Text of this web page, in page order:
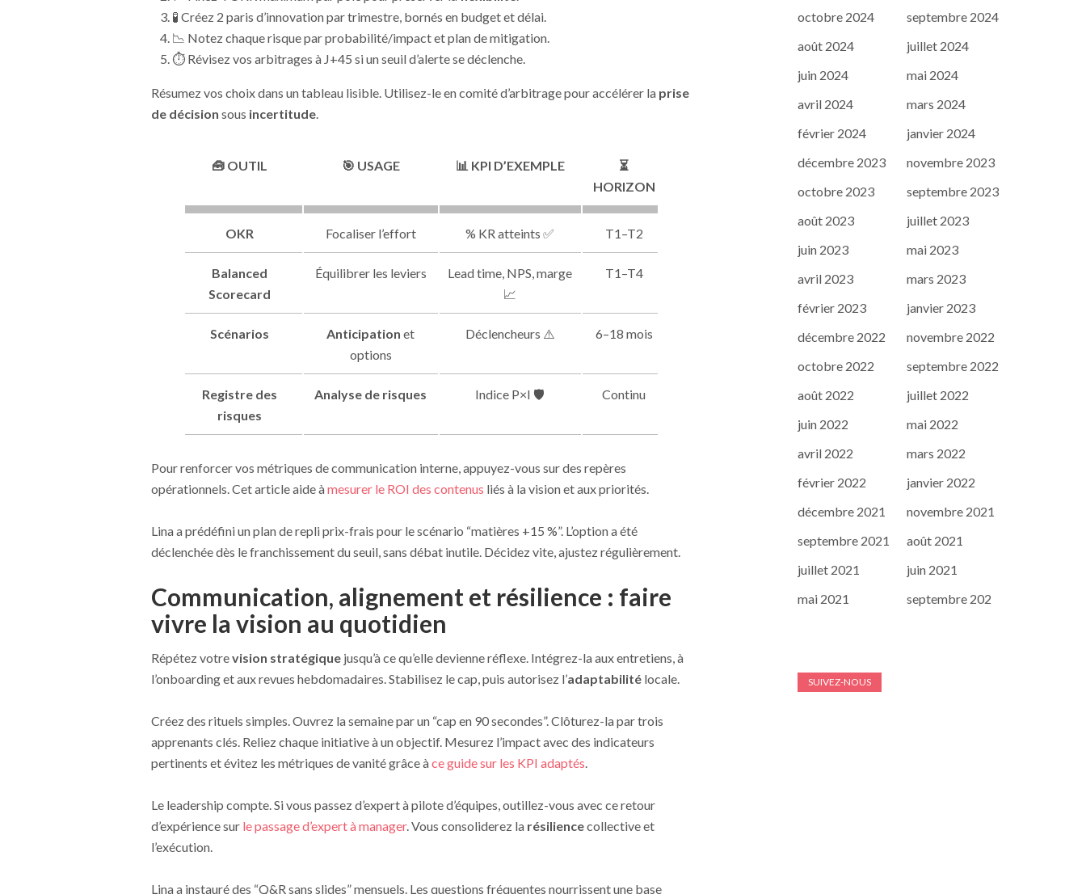
🧪 Créez 2 paris d’innovation par trimestre, bornés en budget et délai.
📉 Notez chaque risque par probabilité/impact et plan de mitigation.
⏱️ Révisez vos arbitrages à J+45 si un seuil d’alerte se déclenche.
Résumez vos choix dans un tableau lisible. Utilisez-le en comité d’arbitrage pour accélérer la prise
de décision sous incertitude.
🧰 OUTIL 🎯 USAGE 📊 KPI D’EXEMPLE
⏳
HORIZON
OKR Focaliser l’effort % KR atteints ✅ T1–T2
Balanced
Scorecard
Équilibrer les leviers
Lead time, NPS, marge
📈
T1–T4
Scénarios Anticipation et
options
Déclencheurs ⚠️ 6–18 mois
Registre des
risques
Analyse de risques Indice P×I 🛡️ Continu
Pour renforcer vos métriques de communication interne, appuyez-vous sur des repères
opérationnels. Cet article aide àmesurer le ROI des contenus liés à la vision et aux priorités.
Lina a prédéfini un plan de repli prix-frais pour le scénario “matières +15 %”. L’option a été
déclenchée dès le franchissement du seuil, sans débat inutile. Décidez vite, ajustez régulièrement.
Communication, alignement et résilience : faire
vivre la vision au quotidien
Répétez votrevision stratégiquejusqu’à ce qu’elle devienne réflexe. Intégrez-la aux entretiens, à
l’onboarding et aux revues hebdomadaires. Stabilisez le cap, puis autorisez l’adaptabilitélocale.
Créez des rituels simples. Ouvrez la semaine par un “cap en 90 secondes”. Clôturez-la par trois
apprenants clés. Reliez chaque initiative à un objectif. Mesurez l’impact avec des indicateurs
pertinents et évitez les métriques de vanité grâce àce guide sur les KPI adaptés.
Le leadership compte. Si vous passez d’expert à pilote d’équipes, outillez-vous avec ce retour
d’expérience sur le passage d’expert à manager. Vous consoliderez la résiliencecollective et
l’exécution.
Lina a instauré des “Q&R sans slides” mensuels. Les questions fréquentes nourrissent une base
octobre 2024
septembre 2024
août 2024
juillet 2024
juin 2024
mai 2024
avril 2024
mars 2024
février 2024
janvier 2024
décembre 2023
novembre 2023
octobre 2023
septembre 2023
août 2023
juillet 2023
juin 2023
mai 2023
avril 2023
mars 2023
février 2023
janvier 2023
décembre 2022
novembre 2022
octobre 2022
septembre 2022
août 2022
juillet 2022
juin 2022
mai 2022
avril 2022
mars 2022
février 2022
janvier 2022
décembre 2021
novembre 2021
septembre 2021
août 2021
juillet 2021
juin 2021
mai 2021
septembre 202
SUIVEZ-NOUS